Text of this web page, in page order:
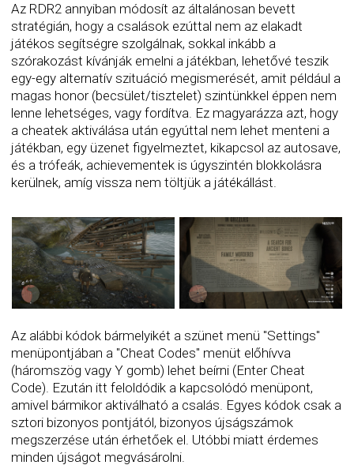
Az RDR2 annyiban módosít az általánosan bevett
stratégián, hogy a csalások ezúttal nem az elakadt
játékos segítségre szolgálnak, sokkal inkább a
szórakozást kívánják emelni a játékban, lehetővé teszik
egy-egy alternatív szituáció megismerését, amit például a
magas honor (becsület/tisztelet) szintünkkel éppen nem
lenne lehetséges, vagy fordítva. Ez magyarázza azt, hogy
a cheatek aktiválása után egyúttal nem lehet menteni a
játékban, egy üzenet figyelmeztet, kikapcsol az autosave,
és a trófeák, achievementek is úgyszintén blokkolásra
kerülnek, amíg vissza nem töltjük a játékállást.
Az alábbi kódok bármelyikét a szünet menü "Settings"
menüpontjában a "Cheat Codes" menüt előhívva
(háromszög vagy Y gomb) lehet beírni (Enter Cheat
Code). Ezután itt feloldódik a kapcsolódó menüpont,
amivel bármikor aktiválható a csalás. Egyes kódok csak a
sztori bizonyos pontjától, bizonyos újságszámok
megszerzése után érhetőek el. Utóbbi miatt érdemes
minden újságot megvásárolni.